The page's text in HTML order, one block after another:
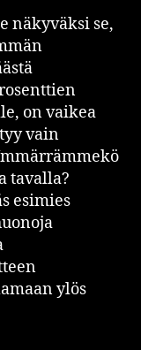
näkyväksi se,
on vaikea
vain
tavalla?
esimies
ylös